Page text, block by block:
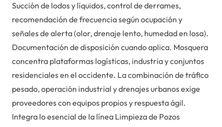
Succión de lodos y líquidos, control de derrames,
recomendación de frecuencia según ocupación y
señales de alerta (olor, drenaje lento, humedad en losa).
Documentación de disposición cuando aplica. Mosquera
concentra plataformas logísticas, industria y conjuntos
residenciales en el occidente. La combinación de tráfico
pesado, operación industrial y drenajes urbanos exige
proveedores con equipos propios y respuesta ágil.
Integra lo esencial de la línea Limpieza de Pozos